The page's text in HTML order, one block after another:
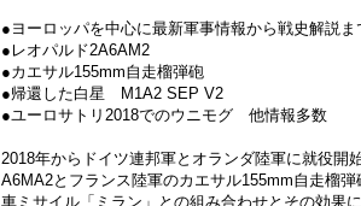
●ヨーロッパを中心に最新軍事情報から戦史解説
●レオパルド2A6AM2
●カエサル155mm自走榴弾砲
●帰還した白星 M1A2 SEP V2
●ユーロサトリ2018でのウニモグ 他情報多数
2018年からドイツ連邦軍とオランダ陸軍に就役開
A6MA2とフランス陸軍のカエサル155mm自走榴
車ミサイル「ミラン」との組み合わせとその効果